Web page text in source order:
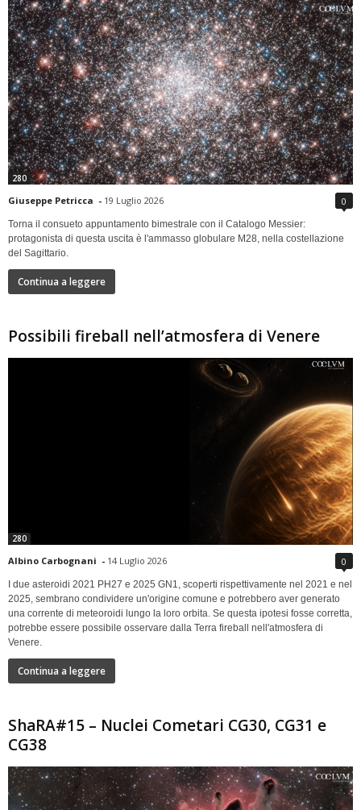
280
Giuseppe Petricca - 19 Luglio 2026 0
Torna il consueto appuntamento bimestrale con il Catalogo Messier:
protagonista di questa uscita è l'ammasso globulare M28, nella costellazione
del Sagittario.
Continua a leggere
Possibili fireball nell’atmosfera di Venere
280
Albino Carbognani - 14 Luglio 2026 0
I due asteroidi 2021 PH27 e 2025 GN1, scoperti rispettivamente nel 2021 e nel
2025, sembrano condividere un'origine comune e potrebbero aver generato
una corrente di meteoroidi lungo la loro orbita. Se questa ipotesi fosse corretta,
potrebbe essere possibile osservare dalla Terra fireball nell'atmosfera di
Venere.
Continua a leggere
ShaRA#15 – Nuclei Cometari CG30, CG31 e
CG38